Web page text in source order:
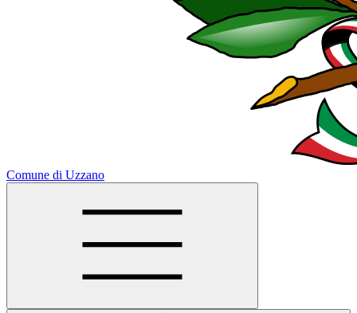
Comune di Uzzano